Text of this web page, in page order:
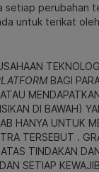
setiap perubahan
untuk terikat
BAGI
DI BAWAH)
HANYA UNTUK
TERSEBUT .
TINDAKAN
SETIAP